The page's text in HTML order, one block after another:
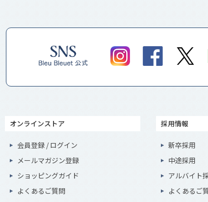
オンラインストア
会員登録 / ログイン
メールマガジン登録
ショッピングガイド
よくあるご質問
採用情報
新卒採用
中途採用
アルバイト
よくあるご